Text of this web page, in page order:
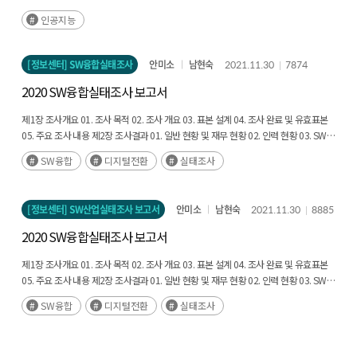
인공지능
[정보센터] SW융합실태조사 안미소 남현숙 2021.11.30 7874
2020 SW융합실태조사 보고서
제1장 조사개요 01. 조사 목적 02. 조사 개요 03. 표본 설계 04. 조사 완료 및 유효표본
05. 주요 조사 내용 제2장 조사결과 01. 일반 현황 및 재무 현황 02. 인력 현황 03. SW
기술 04. 디지털전환 도입 및 수준 현황 05. 데이터 현황 1. 부록: 용어 정의 2. 부록: 조사
결과 부록표 3. 부록: 주요 항목 상대표준오차 4. 부록: 조사표
SW융합 디지털전환 실태조사
[정보센터] SW산업실태조사 보고서 안미소 남현숙 2021.11.30 8885
2020 SW융합실태조사 보고서
제1장 조사개요 01. 조사 목적 02. 조사 개요 03. 표본 설계 04. 조사 완료 및 유효표본
05. 주요 조사 내용 제2장 조사결과 01. 일반 현황 및 재무 현황 02. 인력 현황 03. SW
기술 04. 디지털전환 도입 및 수준 현황 05. 데이터 현황 1. 부록: 용어 정의 2. 부록: 조사
결과 부록표 3. 부록: 주요 항목 상대표준오차 4. 부록: 조사표
SW융합 디지털전환 실태조사